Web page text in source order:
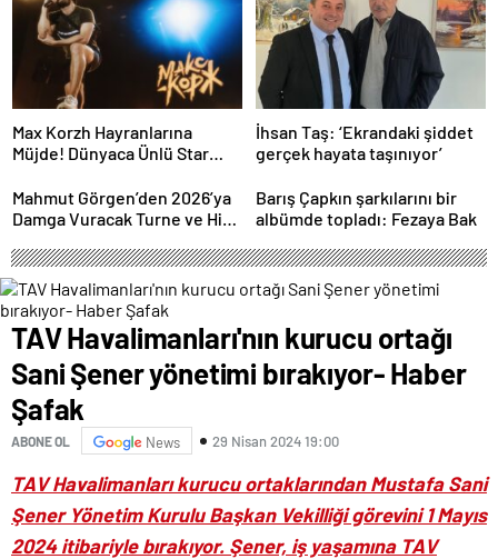
Max Korzh Hayranlarına
Müjde! Dünyaca Ünlü Star
Performansla Hayranlarıyla
Buluşuyor
İhsan Taş: ‘Ekrandaki şiddet
gerçek hayata taşınıyor’
Mahmut Görgen’den 2026’ya
Damga Vuracak Turne ve Hit
Barış Çapkın şarkılarını bir
albümde topladı: Fezaya Bak
TAV Havalimanları'nın kurucu ortağı
Sani Şener yönetimi bırakıyor- Haber
Şafak
ABONE OL News 29 Nisan 2024 19:00
TAV Havalimanları kurucu ortaklarından Mustafa Sani
Şener Yönetim Kurulu Başkan Vekilliği görevini 1 Mayıs
2024 itibariyle bırakıyor. Şener, iş yaşamına TAV